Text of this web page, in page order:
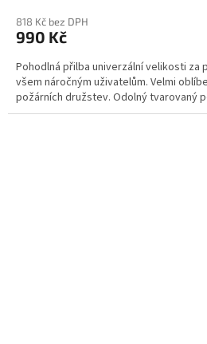
818 Kč bez DPH
990 Kč
Pohodlná přilba univerzální velikosti za
všem náročným uživatelům. Velmi
požárních družstev. Odolný tvarovaný